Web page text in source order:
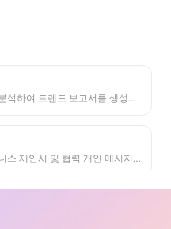
현재 페이지의 차트 데이터를 분석하여 트렌드 보고서를 생성합니다. 인기 카테고리, 빠르게 상승하는 제품 유형 및 신흥 기술을 식별합니다. 즉각적인 시장 통찰력을 제공하여 최신 제품 트렌드와 시장 동향을 이해하는 데 도움을 줍니다.
웹 페이지 정보를 맞춤형 비즈니스 제안서 및 협력 개인 메시지로 변환하고, 준비된 템플릿과 후속 가이드를 제공하여 협업 프로세스를 간소화합니다.